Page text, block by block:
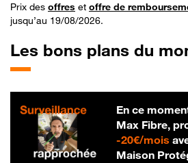
Prix des offres et offre de
jusqu’au 19/08/2026.
Les bons plans du
En ce
Max Fibre,
-20€/mois20
Maison